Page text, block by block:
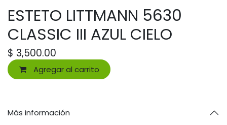
ESTETO LITTMANN 5630
CLASSIC III AZUL CIELO
$ 3,500.00
Agregar al carrito
Más información